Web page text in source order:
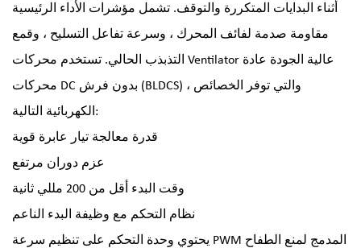
أثناء البدايات المتكررة والتوقف. تشمل مؤشرات الأداء الرئيسية
مقاومة صدمة لفائف المحرك ، وسرعة تفاعل التسليح ، وقمع
التذبذب الحالي. تستخدم محركات Ventilator عالية الجودة عادة
محركات DC بدون فرش (BLDCS) ، والتي توفر الخصائص
الكهربائية التالية:
قدرة معالجة تيار عابرة قوية
عزم دوران مرتفع
وقت البدء أقل من 200 مللي ثانية
نظام التحكم مع وظيفة البدء الناعم
يحتوي وحدة التحكم على تنظيم سرعة PWM المدمج لمنع الطفاح